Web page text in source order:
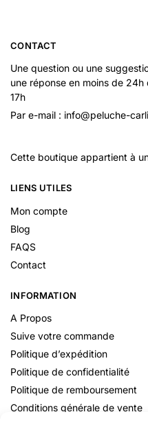
CONTACT
Une question ou une
une réponse en moins de
17h
Par e-mail : info@peluche-
Cette boutique appartient à
LIENS UTILES
Mon compte
Blog
FAQS
Contact
INFORMATION
A Propos
Suive votre commande
Politique d’expédition
Politique de confidentialité
Politique de remboursement
Conditions générale de vente